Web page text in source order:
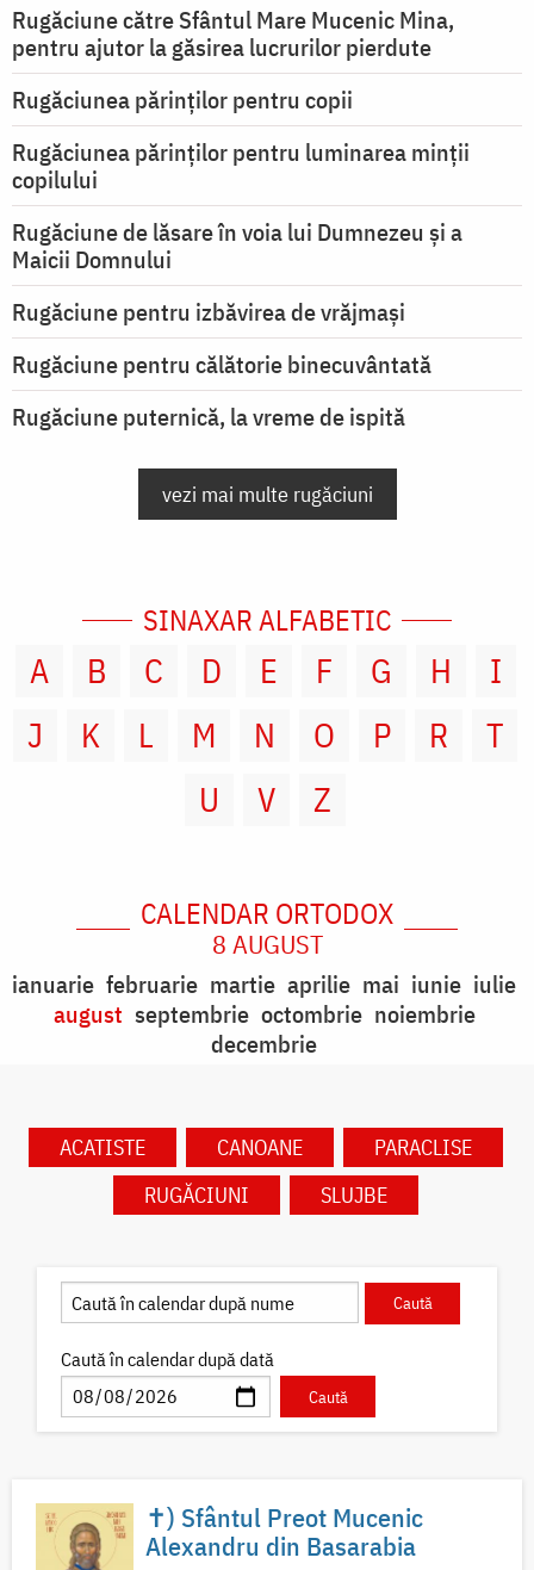
Rugăciune către Sfântul Mare Mucenic Mina,
pentru ajutor la găsirea lucrurilor pierdute
Rugăciunea părinților pentru copii
Rugăciunea părinților pentru luminarea minţii
copilului
Rugăciune de lăsare în voia lui Dumnezeu şi a
Maicii Domnului
Rugăciune pentru izbăvirea de vrăjmași
Rugăciune pentru călătorie binecuvântată
Rugăciune puternică, la vreme de ispită
vezi mai multe rugăciuni
SINAXAR ALFABETIC
A B C D E F G H
I
J
K L M N O P R
T
U
V Z
CALENDAR ORTODOX
8 AUGUST
ianuarie februarie martie aprilie mai iunie iulie
august septembrie octombrie noiembrie
decembrie
ACATISTE CANOANE
PARACLISE
RUGĂCIUNI
SLUJBE
Caută în calendar după dată
✝) Sfântul Preot Mucenic
Alexandru din Basarabia